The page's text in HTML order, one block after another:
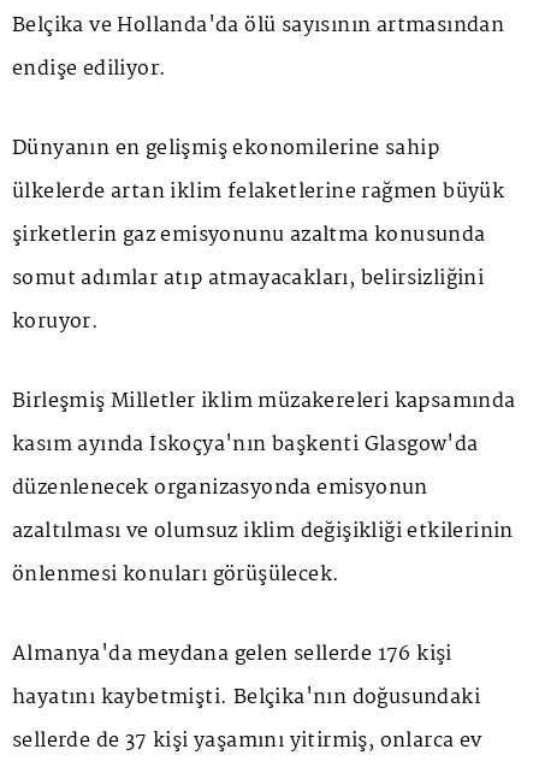
Belçika ve Hollanda'da ölü sayısının artmasından
endişe ediliyor.
Dünyanın en gelişmiş ekonomilerine sahip
ülkelerde artan iklim felaketlerine rağmen büyük
şirketlerin gaz emisyonunu azaltma konusunda
somut adımlar atıp atmayacakları, belirsizliğini
koruyor.
Birleşmiş Milletler iklim müzakereleri kapsamında
kasım ayında İskoçya'nın başkenti Glasgow'da
düzenlenecek organizasyonda emisyonun
azaltılması ve olumsuz iklim değişikliği etkilerinin
önlenmesi konuları görüşülecek.
Almanya'da meydana gelen sellerde 176 kişi
hayatını kaybetmişti. Belçika'nın doğusundaki
sellerde de 37 kişi yaşamını yitirmiş, onlarca ev